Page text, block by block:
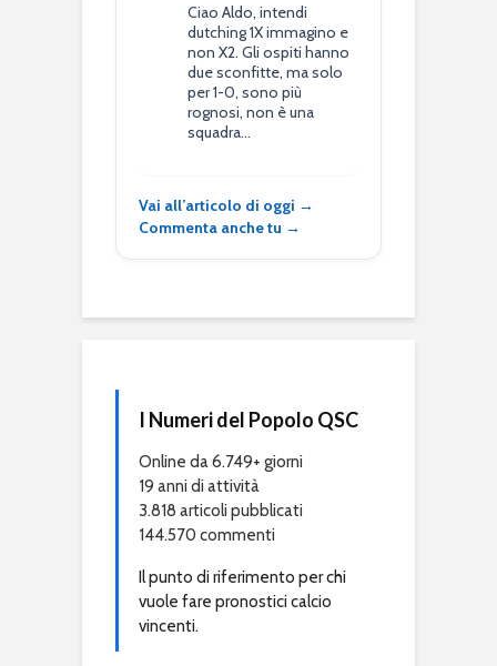
Ciao Aldo, intendi
dutching 1X immagino e
non X2. Gli ospiti hanno
due sconfitte, ma solo
per 1-0, sono più
rognosi, non è una
squadra…
Vai all’articolo di oggi →
Commenta anche tu →
I Numeri del Popolo QSC
Online da 6.749+ giorni
19 anni di attività
3.818 articoli pubblicati
144.570 commenti
Il punto di riferimento per chi
vuole fare pronostici calcio
vincenti.